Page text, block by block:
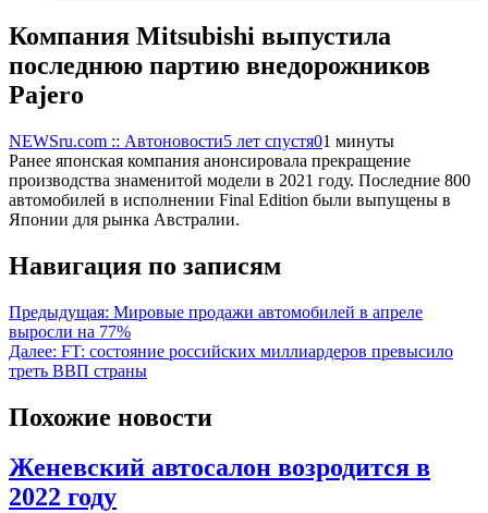
Компания Mitsubishi выпустила
последнюю партию внедорожников
Pajero
NEWSru.com :: Автоновости5 лет спустя01 минуты
Ранее японская компания анонсировала прекращение
производства знаменитой модели в 2021 году. Последние 800
автомобилей в исполнении Final Edition были выпущены в
Японии для рынка Австралии.
Навигация по записям
Предыдущая: Мировые продажи автомобилей в апреле
выросли на 77%
Далее: FT: состояние российских миллиардеров превысило
треть ВВП страны
Похожие новости
Женевский автосалон возродится в
2022 году